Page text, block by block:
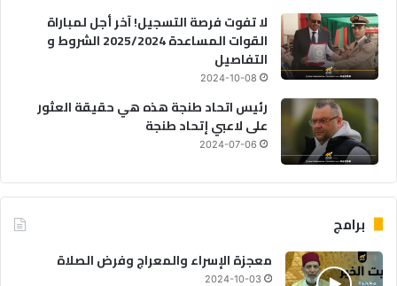
لا تفوت فرصة التسجيل! آخر أجل لمباراة
القوات المساعدة 2025/2024 الشروط و
التفاصيل
2024-10-08
رئيس اتحاد طنجة هذه هي حقيقة العثور
على لاعبي إتحاد طنجة
2024-07-06
برامج
معجزة الإسراء والمعراج وفرض الصلاة
2024-10-03